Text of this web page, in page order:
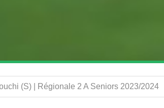
(S) | Régionale 2 A Seniors 2023/2024